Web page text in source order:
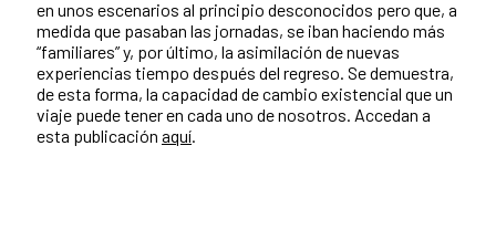
en unos escenarios al principio desconocidos pero que, a
medida que pasaban las jornadas, se iban haciendo más
“familiares” y, por último, la asimilación de nuevas
experiencias tiempo después del regreso. Se demuestra,
de esta forma, la capacidad de cambio existencial que un
viaje puede tener en cada uno de nosotros. Accedan a
esta publicación aquí